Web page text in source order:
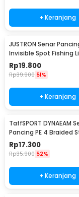
+ Keranjang
JUSTRON Senar
Invisible Spot Fishing
4.0 - MR-500M
Rp19.800
Rp39.900 51%
+ Keranjang
TaffSPORT DYNAEAM
Pancing PE 4 Braided
Fishing Line 100M 0.2 -
Rp17.300
Rp35.900 52%
+ Keranjang